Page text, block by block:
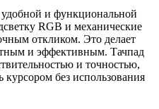
и функциональной
RGB и механические
откликом. Это делает
и эффективным. Тачпад
и точностью,
курсором без использования